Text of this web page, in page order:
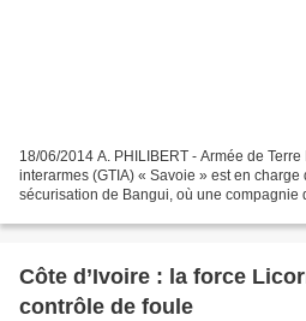
18/06/2014 A. PHILIBERT - Armée de
interarmes (GTIA) « Savoie » est en charge
sécurisation de Bangui, où une compagnie
Côte d’Ivoire : la force
contrôle de foule